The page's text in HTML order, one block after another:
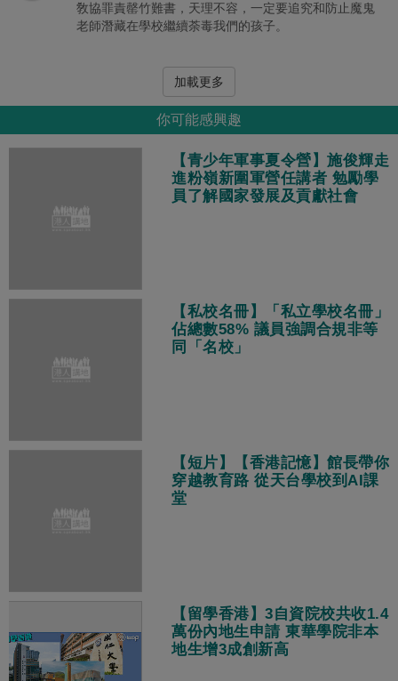
敎協罪責罄竹難書，天理不容，一定要追究和防止魔鬼
老師潛藏在學校繼續荼毒我們的孩子。
加載更多
你可能感興趣
【青少年軍事夏令營】施俊輝走
進粉嶺新圍軍營任講者 勉勵學
員了解國家發展及貢獻社會
【私校名冊】「私立學校名冊」
佔總數58% 議員強調合規非等
同「名校」
【短片】【香港記憶】館長帶你
穿越教育路 從天台學校到AI課
堂
【留學香港】3自資院校共收1.4
萬份內地生申請 東華學院非本
地生增3成創新高